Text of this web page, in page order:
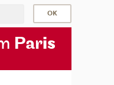
Paris